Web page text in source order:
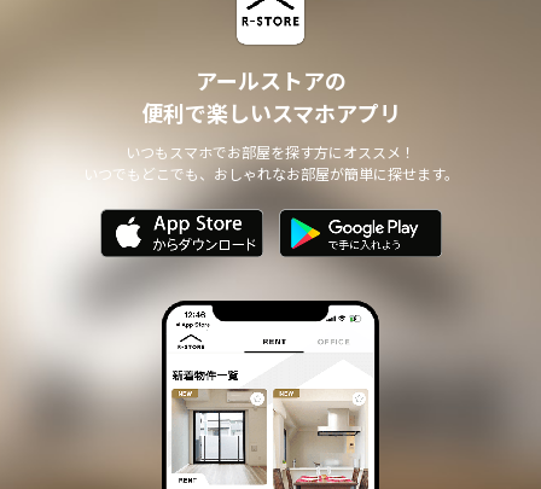
アールストアの
便利で楽しいスマホアプリ
いつもスマホでお部屋を探す方にオススメ！
いつでもどこでも、おしゃれなお部屋が簡単に探せます。